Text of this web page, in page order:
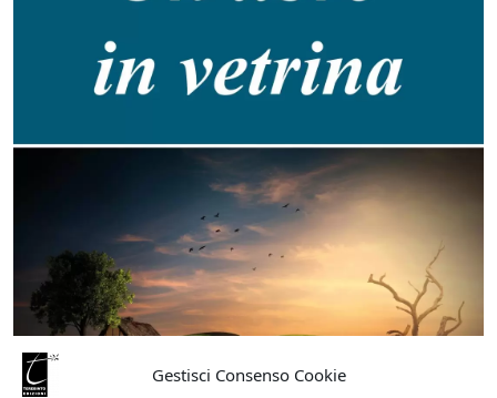
Gestisci Consenso Cookie